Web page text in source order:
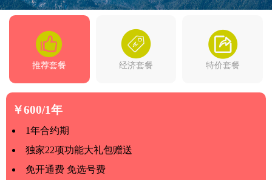
推荐套餐 经济套餐 特价套餐
￥600/1年
1年合约期
独家22项功能大礼包赠送
免开通费 免选号费